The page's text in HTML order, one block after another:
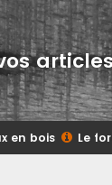
en bois Le